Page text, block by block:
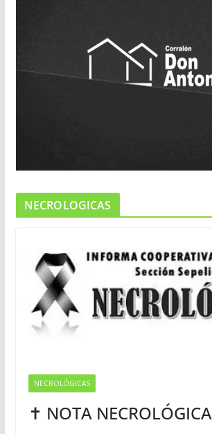
NECROLOGICAS
NECROLÓGICAS
✝ NOTA NECROLÓGICA